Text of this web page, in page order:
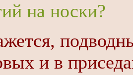
на носки?
и в